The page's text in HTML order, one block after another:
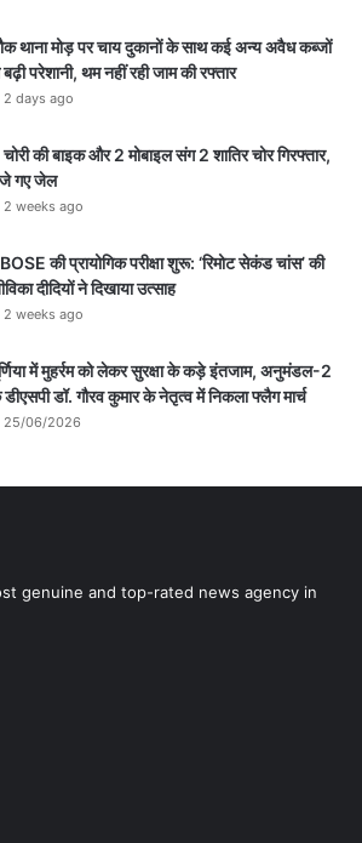
थाना मोड़ पर चाय दुकानों के साथ कई अन्य अवैध कब्जों
परेशानी, थम नहीं रही जाम की रफ्तार
2 days ago
की बाइक और 2 मोबाइल संग 2 शातिर चोर गिरफ्तार,
गए जेल
2 weeks ago
की प्रायोगिक परीक्षा शुरू: ‘रिमोट सेकंड चांस’ की
दीदियों ने दिखाया उत्साह
2 weeks ago
में मुहर्रम को लेकर सुरक्षा के कड़े इंतजाम, अनुमंडल-2
डॉ. गौरव कुमार के नेतृत्व में निकला फ्लैग मार्च
25/06/2026
genuine and top-rated news agency in